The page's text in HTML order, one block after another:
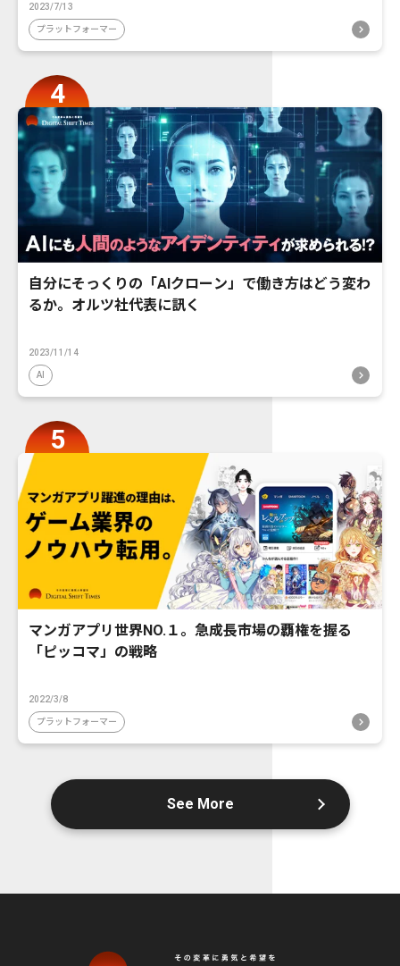
2023/7/13
プラットフォーマー
自分にそっくりの「AIクローン」で働き方はどう変わ
るか。オルツ社代表に訊く
2023/11/14
AI
マンガアプリ世界NO.１。急成長市場の覇権を握る
「ピッコマ」の戦略
2022/3/8
プラットフォーマー
See More